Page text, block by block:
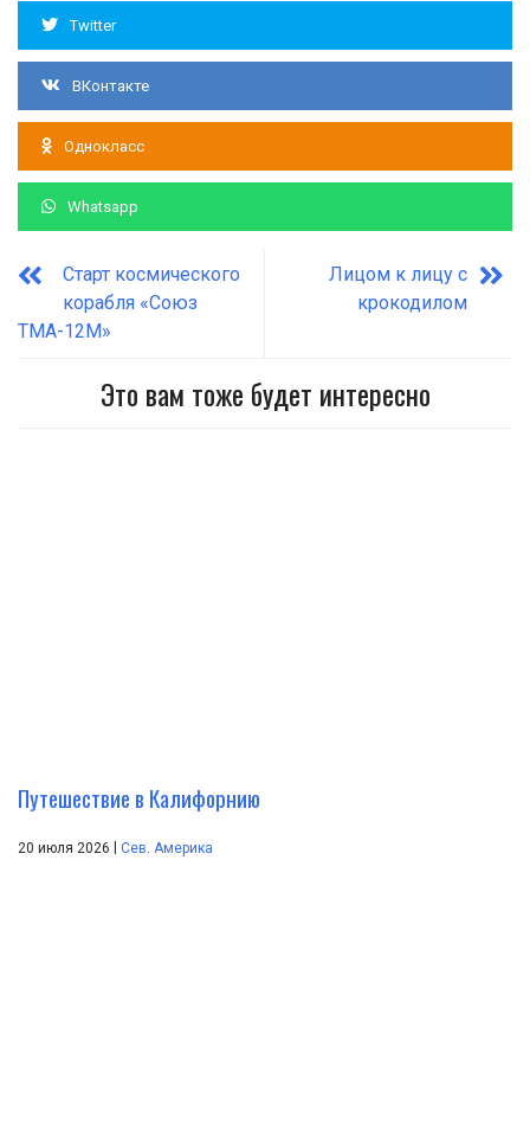
Twitter
ВКонтакте
Однокласс
Whatsapp
Старт космического
корабля «Союз
ТМА-12М»
Лицом к лицу с
крокодилом
Это вам тоже будет интересно
Путешествие в Калифорнию
20 июля 2026 Сев. Америка